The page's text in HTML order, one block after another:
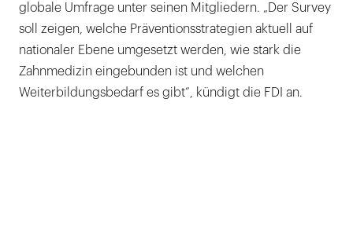
globale Umfrage unter seinen Mitgliedern. „Der Survey
soll zeigen, welche Präventionsstrategien aktuell auf
nationaler Ebene umgesetzt werden, wie stark die
Zahnmedizin eingebunden ist und welchen
Weiterbildungsbedarf es gibt“, kündigt die FDI an.